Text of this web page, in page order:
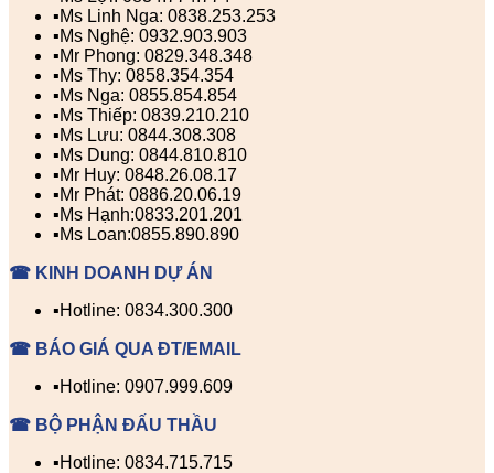
▪️Ms Linh Nga: 0838.253.253
▪️Ms Nghệ: 0932.903.903
▪️Mr Phong: 0829.348.348
▪️Ms Thy: 0858.354.354
▪️Ms Nga: 0855.854.854
▪️Ms Thiếp: 0839.210.210
▪️Ms Lưu: 0844.308.308
▪️Ms Dung: 0844.810.810
▪️Mr Huy: 0848.26.08.17
▪️Mr Phát: 0886.20.06.19
▪️Ms Hạnh:0833.201.201
▪️Ms Loan:0855.890.890
☎ KINH DOANH DỰ ÁN
▪️Hotline: 0834.300.300
☎ BÁO GIÁ QUA ĐT/EMAIL
▪️Hotline: 0907.999.609
☎ BỘ PHẬN ĐẤU THẦU
▪️Hotline: 0834.715.715